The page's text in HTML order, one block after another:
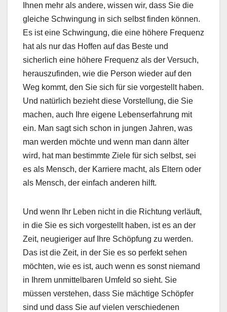
Ihnen mehr als andere, wissen wir, dass Sie die
gleiche Schwingung in sich selbst finden können.
Es ist eine Schwingung, die eine höhere Frequenz
hat als nur das Hoffen auf das Beste und
sicherlich eine höhere Frequenz als der Versuch,
herauszufinden, wie die Person wieder auf den
Weg kommt, den Sie sich für sie vorgestellt haben.
Und natürlich bezieht diese Vorstellung, die Sie
machen, auch Ihre eigene Lebenserfahrung mit
ein. Man sagt sich schon in jungen Jahren, was
man werden möchte und wenn man dann älter
wird, hat man bestimmte Ziele für sich selbst, sei
es als Mensch, der Karriere macht, als Eltern oder
als Mensch, der einfach anderen hilft.
Und wenn Ihr Leben nicht in die Richtung verläuft,
in die Sie es sich vorgestellt haben, ist es an der
Zeit, neugieriger auf Ihre Schöpfung zu werden.
Das ist die Zeit, in der Sie es so perfekt sehen
möchten, wie es ist, auch wenn es sonst niemand
in Ihrem unmittelbaren Umfeld so sieht. Sie
müssen verstehen, dass Sie mächtige Schöpfer
sind und dass Sie auf vielen verschiedenen